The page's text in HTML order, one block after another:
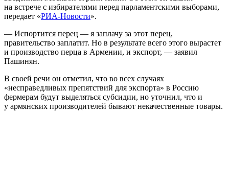
на встрече с избирателями перед парламентскими выборами,
передает «РИА-Новости».
— Испортится перец — я заплачу за этот перец,
правительство заплатит. Но в результате всего этого вырастет
и производство перца в Армении, и экспорт, — заявил
Пашинян.
В своей речи он отметил, что во всех случаях
«несправедливых препятствий для экспорта» в Россию
фермерам будут выделяться субсидии, но уточнил, что и
у армянских производителей бывают некачественные товары.